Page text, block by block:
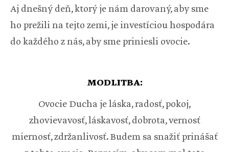
Aj dnešný deň, ktorý je nám darovaný, aby sme
ho prežili na tejto zemi, je investíciou hospodára
do každého z nás, aby sme priniesli ovocie.
MODLITBA:
Ovocie Ducha je láska, radosť, pokoj,
zhovievavosť, láskavosť, dobrota, vernosť
miernosť, zdržanlivosť. Budem sa snažiť prinášať